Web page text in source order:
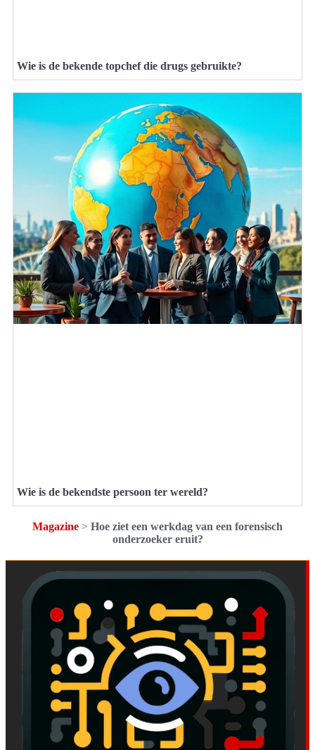
Wie is de bekende topchef die drugs gebruikte?
Wie is de bekendste persoon ter wereld?
Magazine > Hoe ziet een werkdag van een forensisch
onderzoeker eruit?